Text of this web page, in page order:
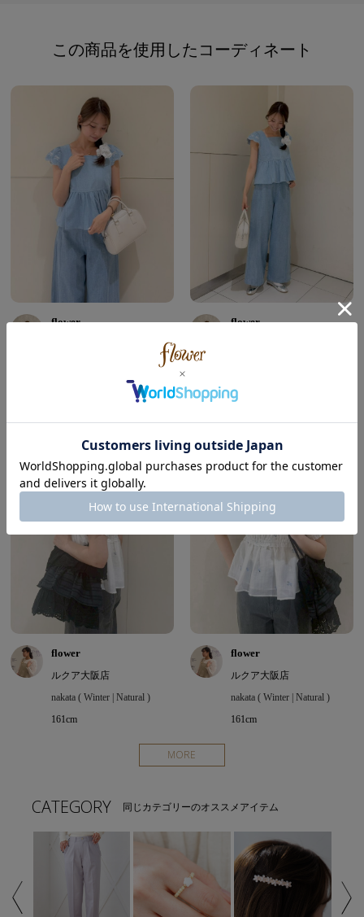
この商品を使用したコーディネート
flower
谷川絢乃 ( Autumn | Wave )
flower
166cm
flower
ルクア大阪店
nakata ( Winter | Natural )
161cm
flower
ルクア大阪店
nakata ( Winter | Natural )
161cm
MORE
CATEGORY 同じカテゴリーのオススメアイテム